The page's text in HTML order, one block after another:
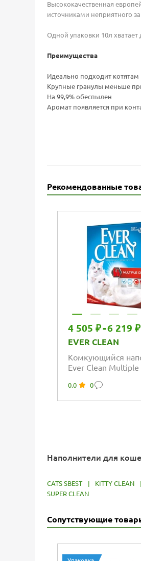
Высококачественная
источниками неприятного
Одной упаковки 10л хватает
Преимущества
Идеально подходит
Крупные гранулы меньше
На 99,9% обеспылен
Аромат появляется при
Рекомендованные
4 505 ₽-6 219 ₽
EVER CLEAN
Комкующийся
Ever Clean Multiple
нескольких кошек
0.0 0
Наполнители для
CATS SBEST KITTY CLEAN
SUPER CLEAN
Сопутствующие